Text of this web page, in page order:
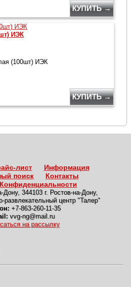
КУПИТЬ →
ИЭК
(100шт) ИЭК
КУПИТЬ →
лист
Информация
поиск
Контакты
Дону, 344103 г. Ростов-на-Дону,
развлекательный центр "Талер"
+7-863-260-11-35
vvg-ng@mail.ru
на рассылку